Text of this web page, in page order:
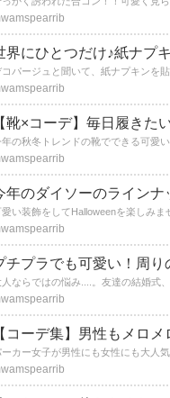
界にひとつだけ♪紙ナプ
【靴×コーデ】毎日履き
年のダイソーのラインナ
チプラでも可愛い！周
【コーデ集】男性もメロ